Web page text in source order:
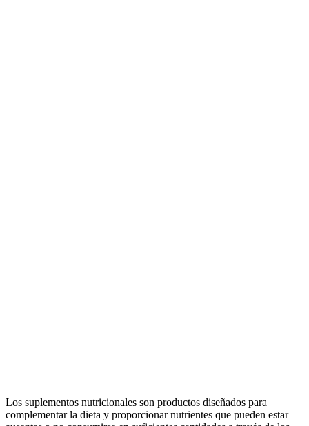
Los suplementos nutricionales son productos diseñados para
complementar la dieta y proporcionar nutrientes que pueden estar